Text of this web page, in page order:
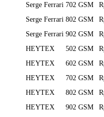
Serge Ferrari 702 GSM
Serge Ferrari 802 GSM
Serge Ferrari 902 GSM
HEYTEX
502 GSM
HEYTEX
602 GSM
HEYTEX
702 GSM
HEYTEX
802 GSM
HEYTEX
902 GSM